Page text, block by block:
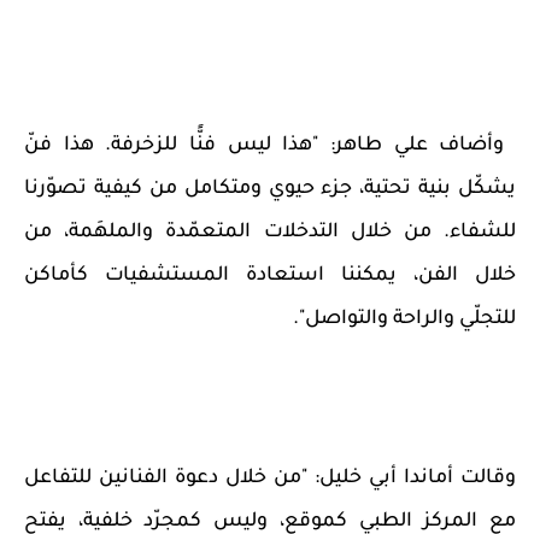
وأضاف علي طاهر: "هذا ليس فنًّا للزخرفة. هذا فنّ
يشكّل بنية تحتية، جزء حيوي ومتكامل من كيفية تصوّرنا
للشفاء. من خلال التدخلات المتعمّدة والملهَمة، من
خلال الفن، يمكننا استعادة المستشفيات كأماكن
للتجلّي والراحة والتواصل."
وقالت أماندا أبي خليل: "من خلال دعوة الفنانين للتفاعل
مع المركز الطبي كموقع، وليس كمجرّد خلفية، يفتح